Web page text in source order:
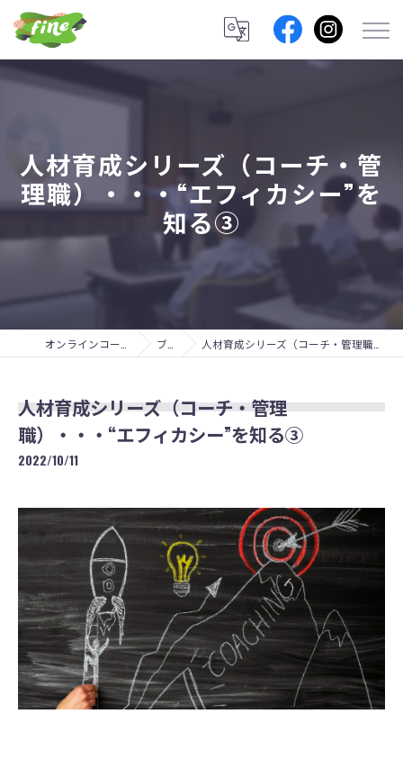
人材育成シリーズ（コーチ・管
理職）・・・“エフィカシー”を
知る③
ブログ 人材育成シリーズ（コーチ・管理職）・・・“エフィカシー”を知る③
人材育成シリーズ（コーチ・管理
職）・・・“エフィカシー”を知る③
2022/10/11